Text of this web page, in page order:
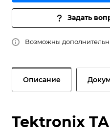
Задать
Возможны
Описание
Tektronix